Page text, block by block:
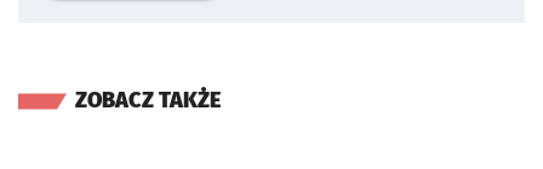
ZOBACZ TAKŻE